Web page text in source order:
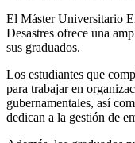
El Máster Universitario
Desastres ofrece una
sus graduados.
Los estudiantes que
para trabajar en
gubernamentales, así
dedican a la gestión de